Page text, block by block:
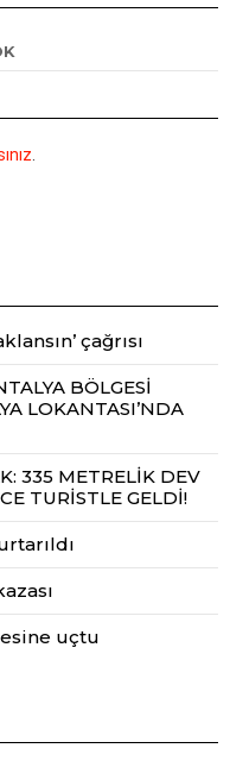
çağrısı
BÖLGESİ
LOKANTASI’NDA
335 METRELİK DEV
TURİSTLE GELDİ!
uçtu